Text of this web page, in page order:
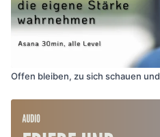
Offen bleiben, zu sich schauen